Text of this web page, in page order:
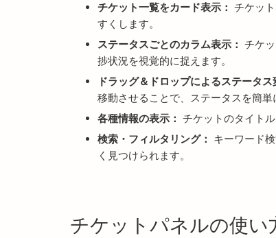
チケット一覧をカード表示： チケッ
すくします。
ステータスごとのカラム表示： チケ
捗状況を視覚的に捉えます。
ドラッグ＆ドロップによるステータス
移動させることで、ステータスを簡単
各種情報の表示： チケットのタイト
検索・フィルタリング： キーワード
く見つけられます。
チケットパネルの使い